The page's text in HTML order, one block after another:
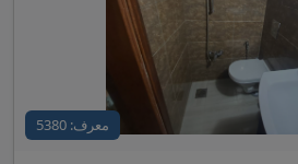
معرف: 5380